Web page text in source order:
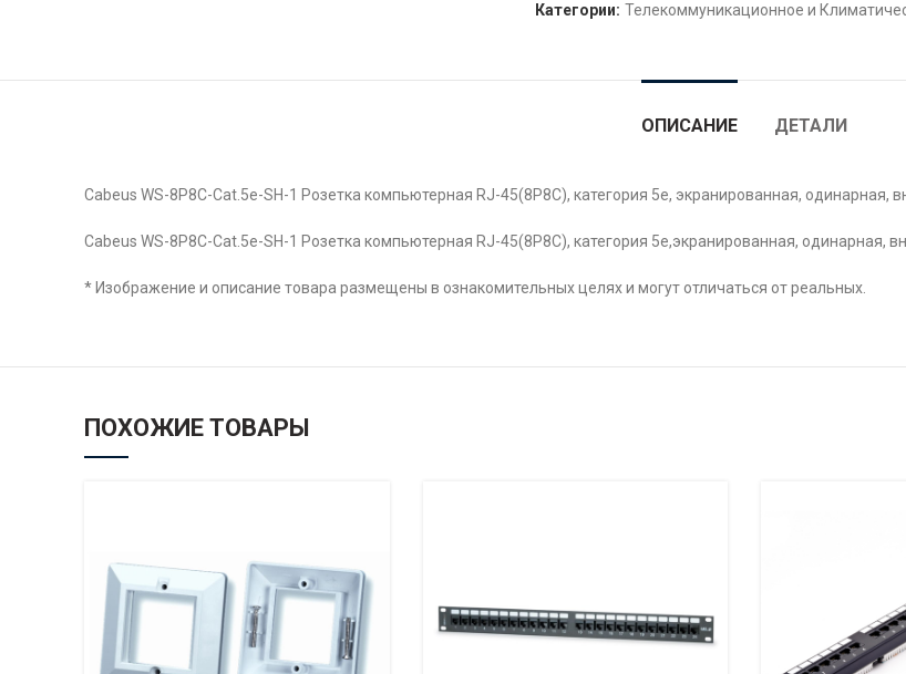
Категории: Телекоммуникационное и
ОПИСАНИЕ ДЕТАЛИ
Cabeus WS-8P8C-Cat.5e-SH-1 Розетка компьютерная RJ-45(8P8C), категория 5e, экранированная, одинарная,
Cabeus WS-8P8C-Cat.5e-SH-1 Розетка компьютерная RJ-45(8P8C), категория 5e,экранированная, одинарная,
* Изображение и описание товара размещены в ознакомительных целях и могут отличаться от реальных.
ПОХОЖИЕ ТОВАРЫ